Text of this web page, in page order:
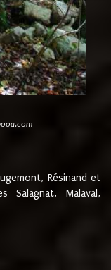
Résinand et
Salagnat, Malaval,